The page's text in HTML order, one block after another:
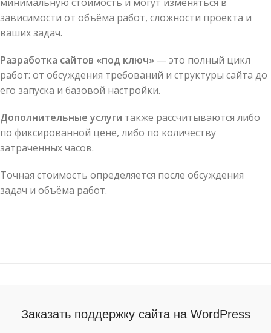
зависимости от объёма работ, сложности проекта и
ваших задач.
Разработка сайтов «под ключ» — это полный цикл
работ: от обсуждения требований и структуры сайта до
его запуска и базовой настройки.
Дополнительные услуги также рассчитываются либо
по фиксированной цене, либо по количеству
затраченных часов.
Точная стоимость определяется после обсуждения
задач и объёма работ.
Заказать поддержку сайта на WordPress